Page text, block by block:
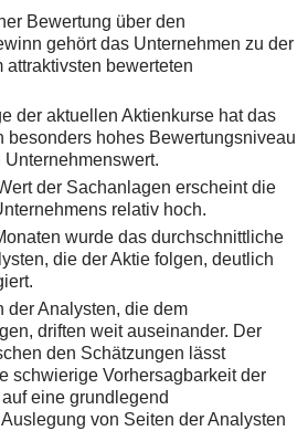
Bewertung über den
gehört das Unternehmen zu der
attraktivsten bewerteten
der aktuellen Aktienkurse hat das
besonders hohes Bewertungsniveau
der Sachanlagen erscheint die
relativ hoch.
wurde das durchschnittliche
die der Aktie folgen, deutlich
der Analysten, die dem
driften weit auseinander. Der
den Schätzungen lässt
schwierige Vorhersagbarkeit der
eine grundlegend
von Seiten der Analysten